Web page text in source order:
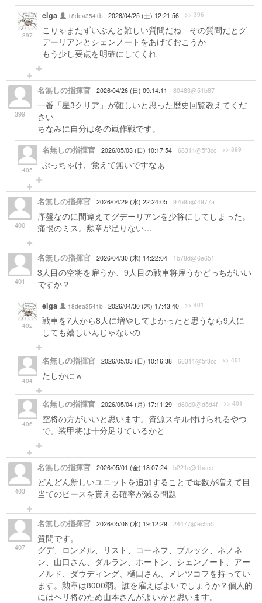
397
elga 18dea3541b 2026/04/25 (土) 12:21:56 >> 396
こりゃまたずいぶんと難しい質問だね その質問だとグ
デーリアンとシェンノートをあげておこうか
もう少し要点を明確にしてくれ
399
名無しの指揮官 2026/04/26 (日) 09:14:11 80483@51b87
一番「星3クリア」が難しいと思った歴史回覧教えてくだ
さい
ちなみに自分は冬の嵐作戦です。
405
名無しの指揮官 2026/05/03 (日) 10:17:54 68311@5f3cc >> 399
ぶっちゃけ、覚えて無いですなぁ
400
名無しの指揮官 2026/04/29 (水) 22:24:05 97b95@4977a
序盤なのに間違えてグデーリアンを少将にしてしまった。
痛恨のミス。勲章が足りない…
401
名無しの指揮官 2026/04/30 (木) 14:22:04 1b78d@6e651
3人目の空将を雇うか、9人目の戦車将雇うかどっちがいい
ですか？
402
elga 18dea3541b 2026/04/30 (木) 17:43:40 >> 401
戦車を7人から8人に増やしてよかったと思うなら9人に
しても嬉しいんじゃないの
404
名無しの指揮官 2026/05/03 (日) 10:16:38 68311@5f3cc >> 401
たしかにｗ
406
名無しの指揮官 2026/05/04 (月) 17:11:29 d60d0@d5d4f >> 401
空将の方がいいと思います。資源スキル付けられるやつ
で。装甲将は十分足りているかと
403
名無しの指揮官 2026/05/01 (金) 18:07:24 b221c@1bace
どんどん新しいユニットを追加することで母数が増えて目
当てのピースを貰える確率が減る問題
407
名無しの指揮官 2026/05/06 (水) 19:12:29 24477@ec555
質問です。
グデ、ロンメル、リスト、コーネフ、ブルック、ネノネ
ン、山口さん、ダルラン、ホートン、シェンノート、アー
ノルド、ダウディング、樋口さん、メレツコフを持ってい
ます。勲章は8000弱。誰を雇えばよいでしょうか？個人的
にはヘリ将のため山本さんがよいかと思います。